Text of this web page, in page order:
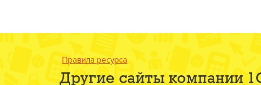
Правила ресурса
Другие сайты компании